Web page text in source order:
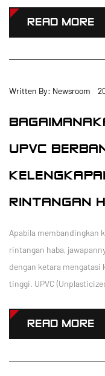
READ MORE
Written By: Newsroom
UPVC
RINTANGAN
Apabila membandingkan
rintangan haba,
dengan ketara mengatasi
tinggi. UPVC
READ MORE